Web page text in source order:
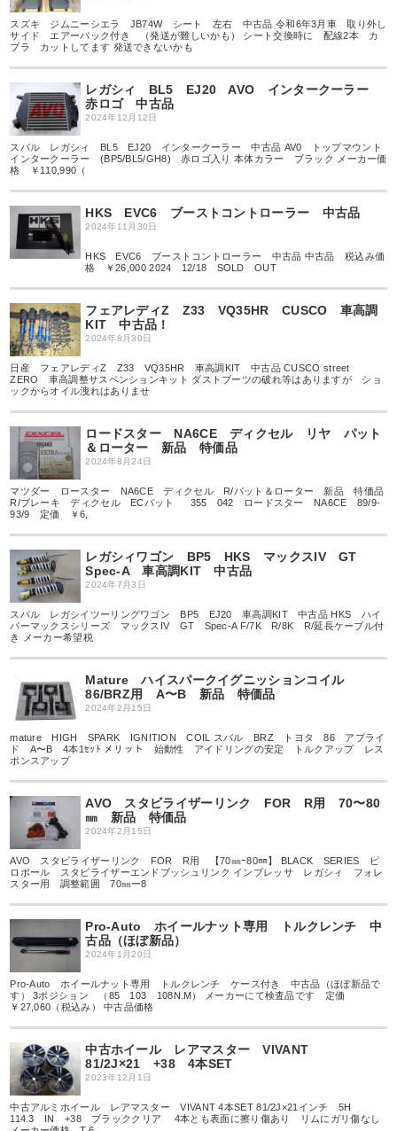
スズキ ジムニーシエラ JB74W シート 左右 中古品 令和6年3月車 取り外し
サイド エアーバック付き （発送が難しいかも） シート交換時に 配線2本 カ
プラ カットしてます 発送できないかも
レガシィ BL5 EJ20 AVO インタークーラー
赤ロゴ 中古品
2024年12月12日
スバル レガシィ BL5 EJ20 インタークーラー 中古品 AV0 トップマウント
インタークーラー (BP5/BL5/GH8) 赤ロゴ入り 本体カラー ブラック メーカー価
格 ￥110,990（
HKS EVC6 ブーストコントローラー 中古品
2024年11月30日
HKS EVC6 ブーストコントローラー 中古品 中古品 税込み価
格 ￥26,000 2024 12/18 SOLD OUT
フェアレディZ Z33 VQ35HR CUSCO 車高調
KIT 中古品！
2024年8月30日
日産 フェアレディZ Z33 VQ35HR 車高調KIT 中古品 CUSCO street
ZERO 車高調整サスペンションキット ダストブーツの破れ等はありますが ショ
ックからオイル洩れはありませ
ロードスター NA6CE ディクセル リヤ パット
＆ローター 新品 特価品
2024年8月24日
マツダー ロースター NA6CE ディクセル R/パット＆ローター 新品 特価品
R/ブレーキ ディクセル ECパット 355 042 ロードスター NA6CE 89/9-
93/9 定価 ￥6,
レガシィワゴン BP5 HKS マックスIV GT
Spec-A 車高調KIT 中古品
2024年7月3日
スバル レガシイツーリングワゴン BP5 EJ20 車高調KIT 中古品 HKS ハイ
パーマックスシリーズ マックスIV GT Spec-A F/7K R/8K R/延長ケーブル付
き メーカー希望税
Mature ハイスパークイグニッションコイル
86/BRZ用 A〜B 新品 特価品
2024年2月15日
mature HIGH SPARK IGNITION COIL スバル BRZ トヨタ 86 アプライ
ド A〜B 4本1ｾｯﾄ メリット 始動性 アイドリングの安定 トルクアップ レス
ポンスアップ
AVO スタビライザーリンク FOR R用 70〜80
㎜ 新品 特価品
2024年2月15日
AVO スタビライザーリンク FOR R用 【70㎜ｰ80㎜】 BLACK SERIES ピ
ロボール スタビライザーエンドブッシュリンク インプレッサ レガシィ フォレ
スター用 調整範囲 70㎜ー8
Pro-Auto ホイールナット専用 トルクレンチ 中
古品（ほぼ新品）
2024年1月20日
Pro-Auto ホイールナット専用 トルクレンチ ケース付き 中古品（ほぼ新品で
す） 3ポジション （85 103 108N.M） メーカーにて検査品です 定価
￥27,060（税込み） 中古品価格
中古ホイール レアマスター VIVANT
81/2J×21 +38 4本SET
2023年12月1日
中古アルミホイール レアマスター VIVANT 4本SET 81/2J×21インチ 5H
114.3 IN +38 ブラッククリア 4本とも表面に擦り傷あり リムにガリ傷なし